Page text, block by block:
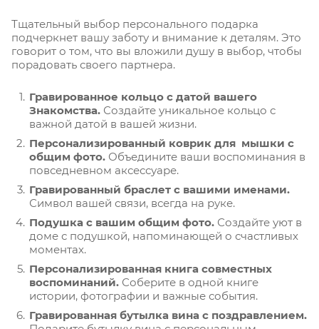
Тщательный выбор персонального подарка
подчеркнет вашу заботу и внимание к деталям. Это
говорит о том, что вы вложили душу в выбор, чтобы
порадовать своего партнера.
Гравированное кольцо с датой вашего
Знакомства. Создайте уникальное кольцо с
важной датой в вашей жизни.
Персонализированный коврик для мышки с
общим фото. Объедините ваши воспоминания в
повседневном аксессуаре.
Гравированный браслет с вашими именами.
Символ вашей связи, всегда на руке.
Подушка с вашим общим фото. Создайте уют в
доме с подушкой, напоминающей о счастливых
моментах.
Персонализированная книга совместных
воспоминаний. Соберите в одной книге
истории, фотографии и важные события.
Гравированная бутылка вина с поздравлением.